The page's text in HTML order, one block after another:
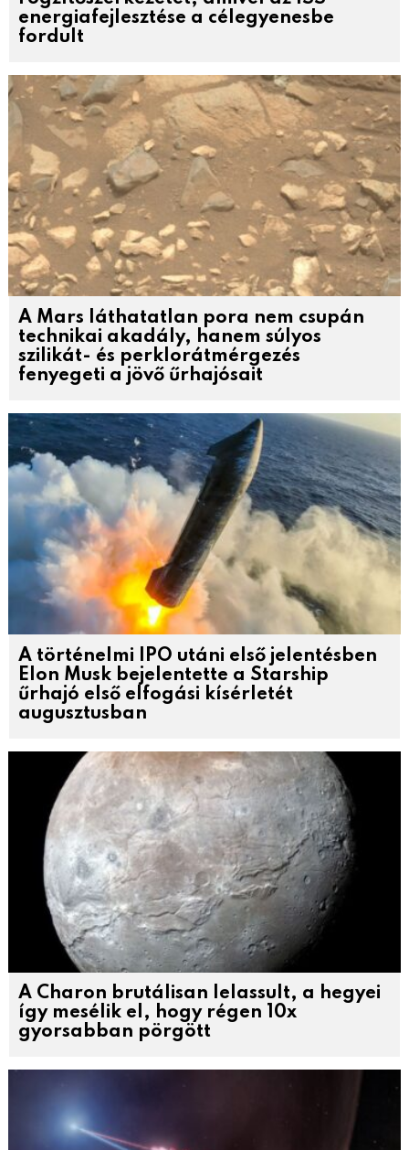
energiafejlesztése a célegyenesbe
fordult
A Mars láthatatlan pora nem csupán
technikai akadály, hanem súlyos
szilikát- és perklorátmérgezés
fenyegeti a jövő űrhajósait
A történelmi IPO utáni első jelentésben
Elon Musk bejelentette a Starship
űrhajó első elfogási kísérletét
augusztusban
A Charon brutálisan lelassult, a hegyei
így mesélik el, hogy régen 10x
gyorsabban pörgött